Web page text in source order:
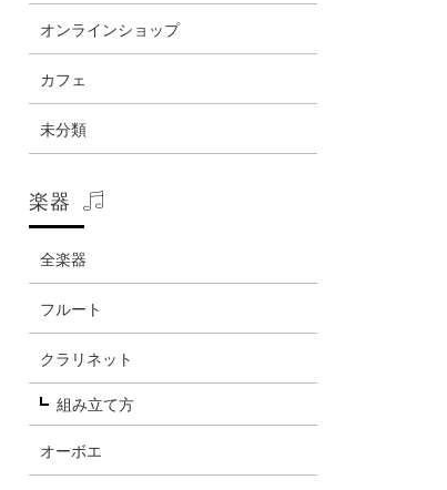
オンラインショップ
カフェ
未分類
楽器
全楽器
フルート
クラリネット
組み立て方
オーボエ